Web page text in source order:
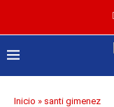
Inicio » santi gimenez